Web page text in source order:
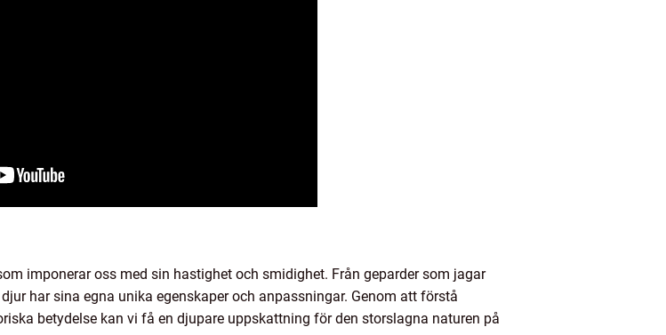
imponerar oss med sin hastighet och smidighet. Från geparder som jagar
har sina egna unika egenskaper och anpassningar. Genom att förstå
betydelse kan vi få en djupare uppskattning för den storslagna naturen på